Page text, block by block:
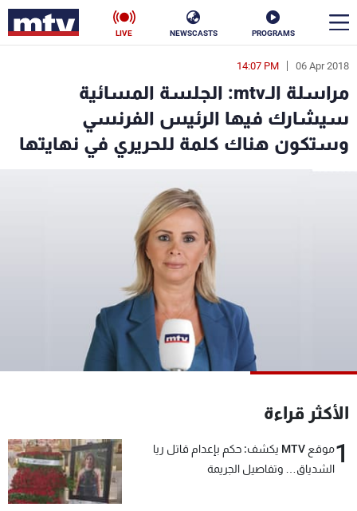
PROGRAMS
NEWSCASTS
LIVE
06 Apr 2018
14:07 PM
مراسلة الـmtv: الجلسة المسائية
سيشارك فيها الرئيس الفرنسي
وستكون هناك كلمة للحريري في نهايتها
الأكثر قراءة
1
موقع MTV يكشف: حكم بإعدام قاتل ريا
الشدياق… وتفاصيل الجريمة
en
الأخبار
سياسة ناس
رياضة
شاهد البرامج
عن MTV
الإنـتـاج
وظائف
شروط الإسـتخدام
سياسة الخصوصية